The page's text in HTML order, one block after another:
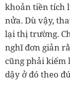
khoản tiền tích
nửa. Dù vậy,
lại thị trường.
nghĩ đơn giản
cũng phải kiếm
dậy ở đó theo